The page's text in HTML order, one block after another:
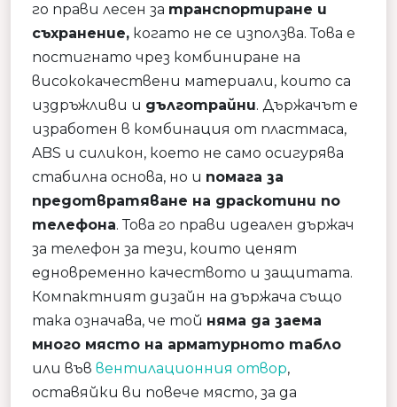
го прави лесен за транспортиране и
съхранение, когато не се използва. Това е
постигнато чрез комбиниране на
висококачествени материали, които са
издръжливи и дълготрайни. Държачът е
изработен в комбинация от пластмаса,
ABS и силикон, което не само осигурява
стабилна основа, но и помага за
предотвратяване на драскотини по
телефона. Това го прави идеален държач
за телефон за тези, които ценят
едновременно качеството и защитата.
Компактният дизайн на държача също
така означава, че той няма да заема
много място на арматурното табло
или във вентилационния отвор,
оставяйки ви повече място, за да